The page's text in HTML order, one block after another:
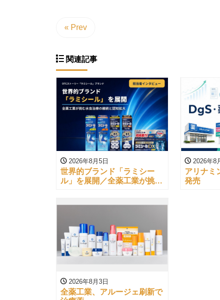
« Prev
関連記事
2026年8月5日
世界的ブランド「ラミシー
ル」を展開／全薬工業が挑む
2026年8
アリナミ
発売
2026年8月3日
全薬工業、アルージェ刷新で